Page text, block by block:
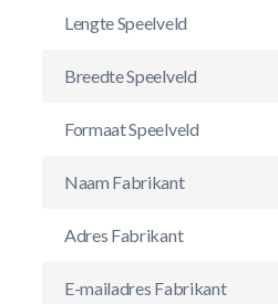
Lengte Speelveld
Breedte Speelveld
Formaat Speelveld
Naam Fabrikant
Adres Fabrikant
E-mailadres Fabrikant